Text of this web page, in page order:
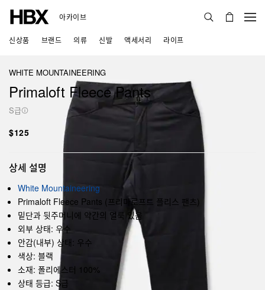
아카이브
신상품 브랜드 의류 신발 액세서리 라이프
WHITE MOUNTAINEERING
Primaloft Fleece Pants
S급
$125
상세 설명
White Mountaineering
Primaloft Fleece Pants (프리마로프트 플리스 팬츠)
밑단과 뒷주머니에 약간의 얼룩 있음
외부 상태: 우수
안감(내부) 상태: 우수
색상: 블랙
소재: 폴리에스터 100%
상태 등급: S급